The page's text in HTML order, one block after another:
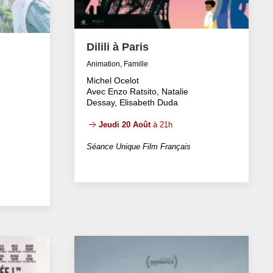
Dilili à Paris
Animation, Famille
Michel Ocelot
Avec Enzo Ratsito, Natalie
Dessay, Elisabeth Duda
Jeudi 20 Aoûtà 21h
Séance Unique Film Français